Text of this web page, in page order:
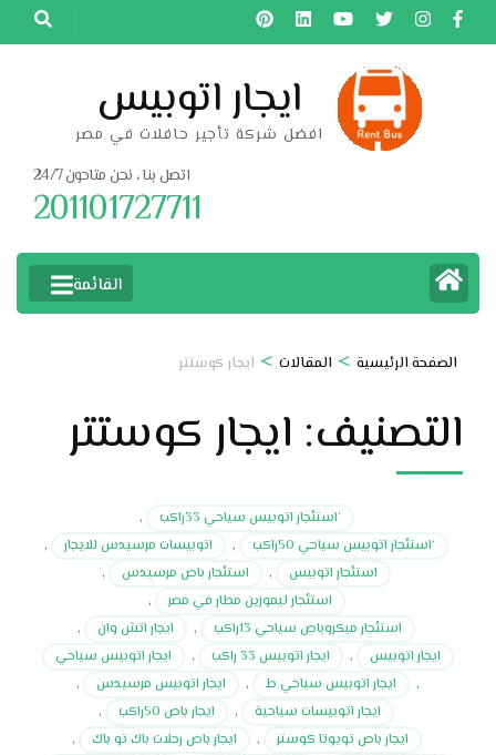
تخطى
إلى
ايجار اتوبيس
افضل شركة تأجير حافلات في مصر
اتصل بنا ، نحن متاحون 24/7
201101727711
القائمة
الصفحة الرئيسية > المقالات > ايجار كوستتر
التصنيف: ايجار كوستتر
‘استئجار اتوبيس سياحي 33راكب
,
‘استئجار اتوبيس سياحي 50راكب
, اتوبيسات مرسيدس للايجار
,
استئجار اتوبيس
, استئجار باص مرسيدس
,
استئجار ليموزين مطار في مصر
,
استئجار ميكروباص سياحي 13راكب
, ايجار اتش وان
,
ايجار اتوبيس
, ايجار اتوبيس 33 راكب ,
ايجار اتوبيس سياحي
,
ايجار اتوبيس سياخي ط , ايجار اتوبيس مرسيدس
,
ايجار اتوبيسات سياحية
, ايجار باص 50راكب
,
ايجار باص تويوتا كوستر
, ايجار باص رحلات باك تو باك
,